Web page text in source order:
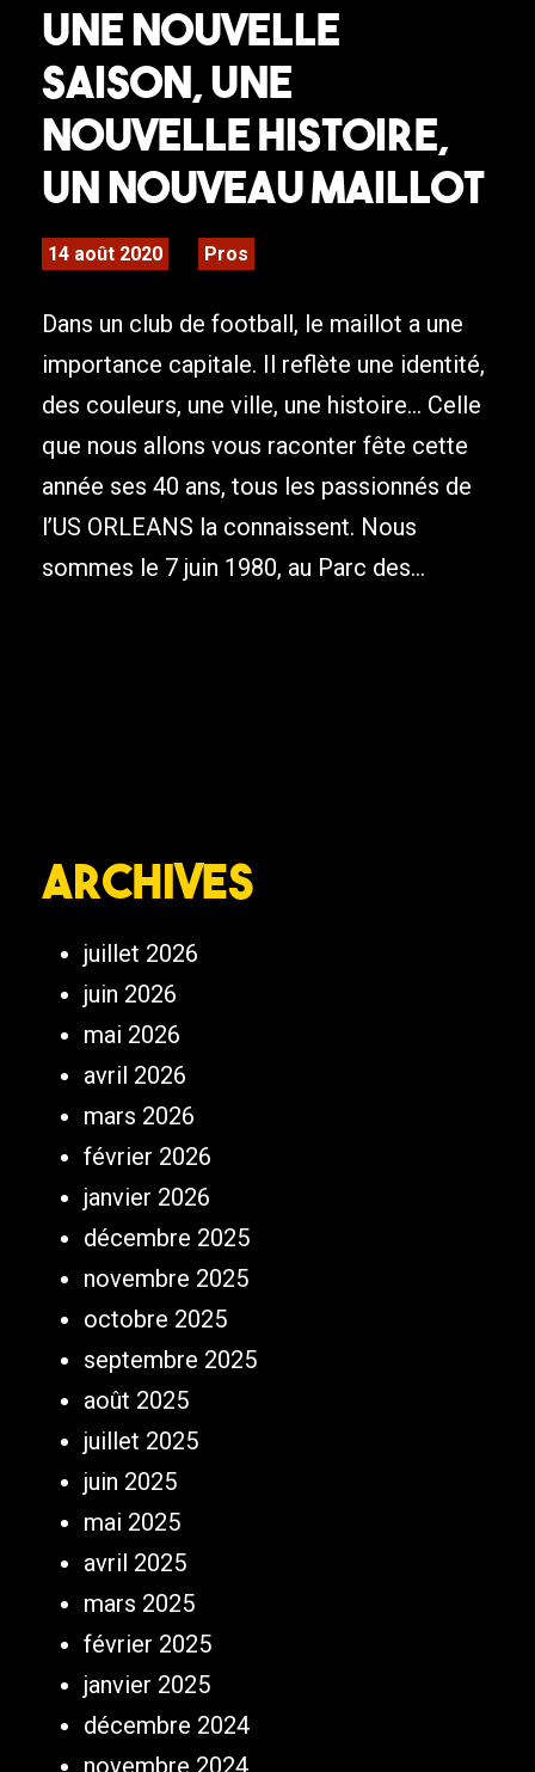
Une nouvelle
saison, une
nouvelle histoire,
un nouveau maillot
14 août 2020 Pros
Dans un club de football, le maillot a une
importance capitale. Il reflète une identité,
des couleurs, une ville, une histoire… Celle
que nous allons vous raconter fête cette
année ses 40 ans, tous les passionnés de
l’US ORLEANS la connaissent. Nous
sommes le 7 juin 1980, au Parc des...
Archives
juillet 2026
juin 2026
mai 2026
avril 2026
mars 2026
février 2026
janvier 2026
décembre 2025
novembre 2025
octobre 2025
septembre 2025
août 2025
juillet 2025
juin 2025
mai 2025
avril 2025
mars 2025
février 2025
janvier 2025
décembre 2024
novembre 2024